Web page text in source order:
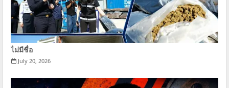
ไม่มีชื่อ
July 20, 2026